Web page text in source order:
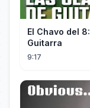
El Chavo del
Guitarra
9:17